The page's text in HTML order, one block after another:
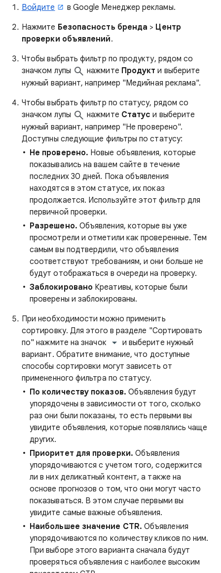
Войдите
в Google Менеджер рекламы.
Нажмите Безопасность бренда > Центр
проверки объявлений.
Чтобы выбрать фильтр по продукту, рядом со
значком лупы
нажмите Продукт и выберите
нужный вариант, например "Медийная реклама".
Чтобы выбрать фильтр по статусу, рядом со
значком лупы
нажмите Статус и выберите
нужный вариант, например "Не проверено".
Доступны следующие фильтры по статусу:
Не проверено. Новые объявления, которые
показывались на вашем сайте в течение
последних 30 дней. Пока объявления
находятся в этом статусе, их показ
продолжается. Используйте этот фильтр для
первичной проверки.
Разрешено. Объявления, которые вы уже
просмотрели и отметили как проверенные. Тем
самым вы подтвердили, что объявления
соответствуют требованиям, и они больше не
будут отображаться в очереди на проверку.
Заблокировано Креативы, которые были
проверены и заблокированы.
При необходимости можно применить
сортировку. Для этого в разделе "Сортировать
по" нажмите на значок
и выберите нужный
вариант. Обратите внимание, что доступные
способы сортировки могут зависеть от
примененного фильтра по статусу.
По количеству показов. Объявления будут
упорядочены в зависимости от того, сколько
раз они были показаны, то есть первыми вы
увидите объявления, которые появлялись чаще
других.
Приоритет для проверки. Объявления
упорядочиваются с учетом того, содержится
ли в них деликатный контент, а также на
основе прогнозов о том, что они могут часто
показываться. В этом случае первыми вы
увидите самые важные объявления.
Наибольшее значение CTR. Объявления
упорядочиваются по количеству кликов по ним.
При выборе этого варианта сначала будут
проверяться объявления с наиболее высоким